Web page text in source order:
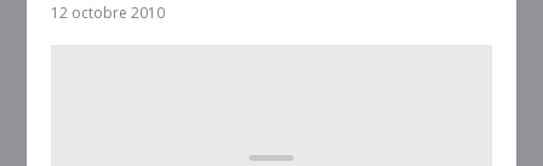
12 octobre 2010